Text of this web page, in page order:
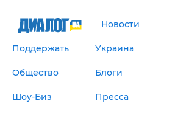
Новости
Поддержать Украина
Общество Блоги
Шоу-Биз Пресса